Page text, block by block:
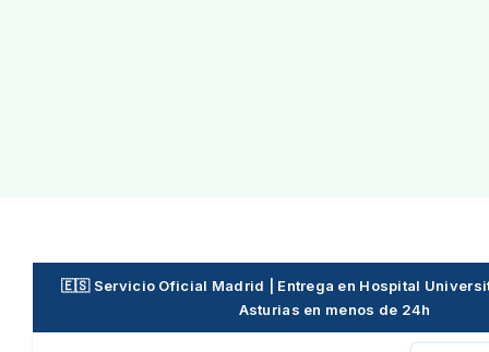
🇪🇸 Servicio Oficial Madrid | Entrega en Hospital
Asturias en menos de 24h